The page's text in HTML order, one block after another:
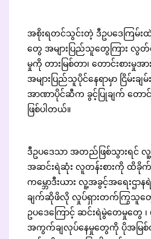
အစိုးရတင်သွင်းတဲ့ ဒီဥပဒေကြမ်း
တွေ အများပြည်သူတွေကြား
မှုကို တားမြစ်တာ၊ တောင်းစားမှု
အများပြည်သူပိုင်နေရာမှာ ငြိမ်းချမ်
အာဏာပိုင်ဆီက ခွင့်ပြုချက် တောင်
ဖြစ်ပါတယ်။
ဒီဥပဒေသာ အတည်ဖြစ်သွားရင်
အဆင်းရဲဆုံး လူတန်းစားကို ထိ
ကမ္ဘောဒီးယား လူ့အခွင့်အရေးဌာ
ချက်ဆိုဖိလို လှုပ်ရှားတက်ကြွသူတွေ
ဥပဒေကြောင့် ဆင်းရဲမွဲတေမှုတွေ ၊
အကွက်ချလုပ်နေမှုတွေကို ပိုအမြ